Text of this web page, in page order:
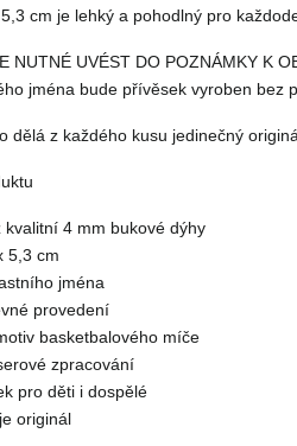
cm je lehký a pohodlný pro
NUTNÉ UVÉST DO POZNÁMKY K
jména bude přívěsek vyroben bez
dělá z každého kusu jedinečný
kvalitní4 mm bukové dýhy
5,3 cm
jména
provedení
basketbalového míče
zpracování
pro děti i dospělé
originál